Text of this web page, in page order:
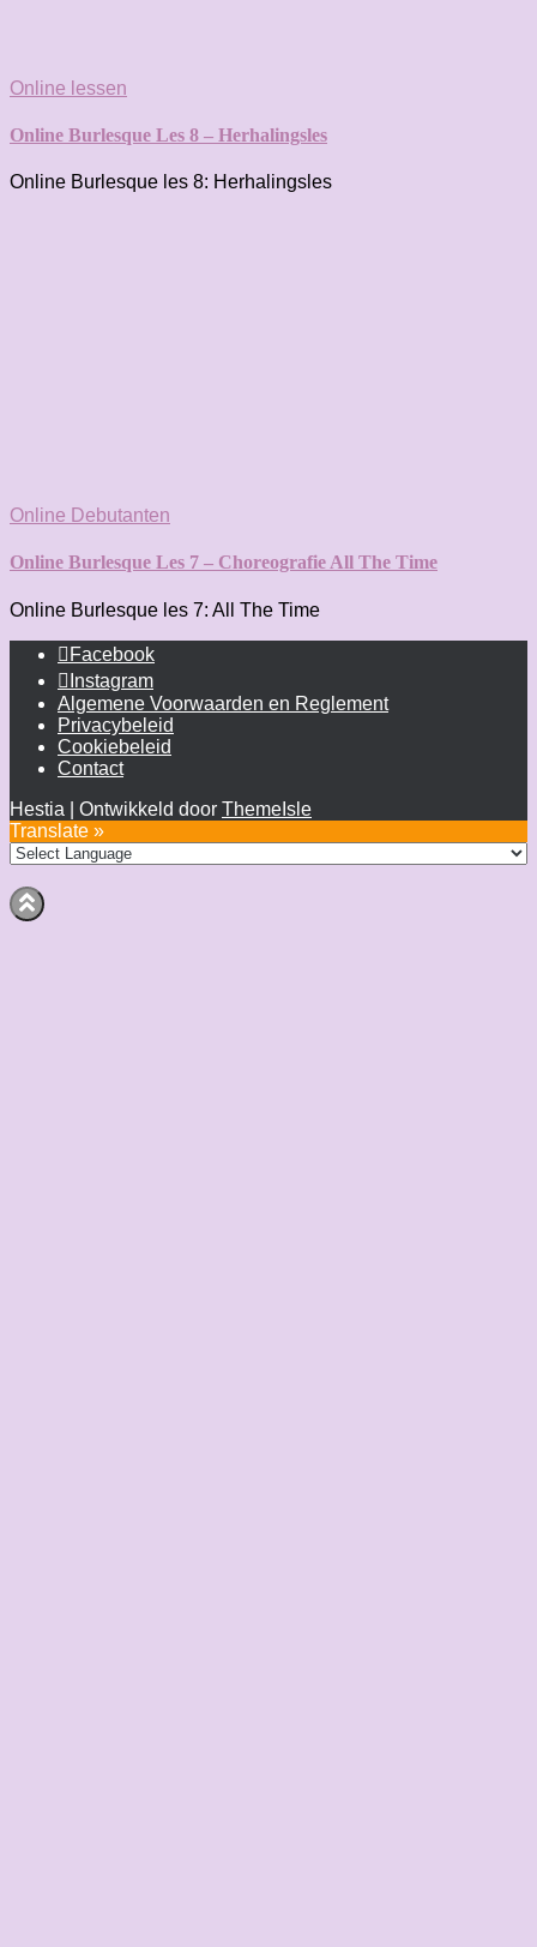
Online lessen
Online Burlesque Les 8 – Herhalingsles
Online Burlesque les 8: Herhalingsles
Online Debutanten
Online Burlesque Les 7 – Choreografie All The Time
Online Burlesque les 7: All The Time
Facebook
Instagram
Algemene Voorwaarden en Reglement
Privacybeleid
Cookiebeleid
Contact
Hestia | Ontwikkeld door ThemeIsle
Translate »